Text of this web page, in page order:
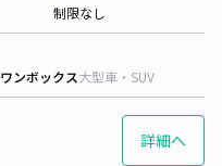
制限なし
ワンボックス大型車・SUV
詳細へ